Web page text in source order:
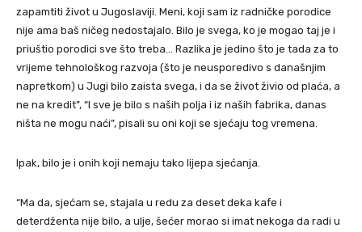
zapamtiti život u Jugoslaviji. Meni, koji sam iz radničke porodice
nije ama baš ničeg nedostajalo. Bilo je svega, ko je mogao taj je i
priuštio porodici sve što treba… Razlika je jedino što je tada za to
vrijeme tehnološkog razvoja (što je neusporedivo s današnjim
napretkom) u Jugi bilo zaista svega, i da se život živio od plaća, a
ne na kredit”, “I sve je bilo s naših polja i iz naših fabrika, danas
ništa ne mogu naći”, pisali su oni koji se sjećaju tog vremena.
Ipak, bilo je i onih koji nemaju tako lijepa sjećanja.
“Ma da, sjećam se, stajala u redu za deset deka kafe i
deterdženta nije bilo, a ulje, šećer morao si imat nekoga da radi u